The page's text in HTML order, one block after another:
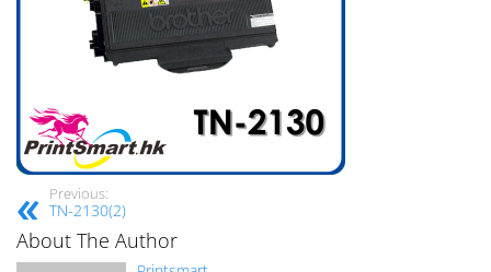
Previous:
TN-2130(2)
About The Author